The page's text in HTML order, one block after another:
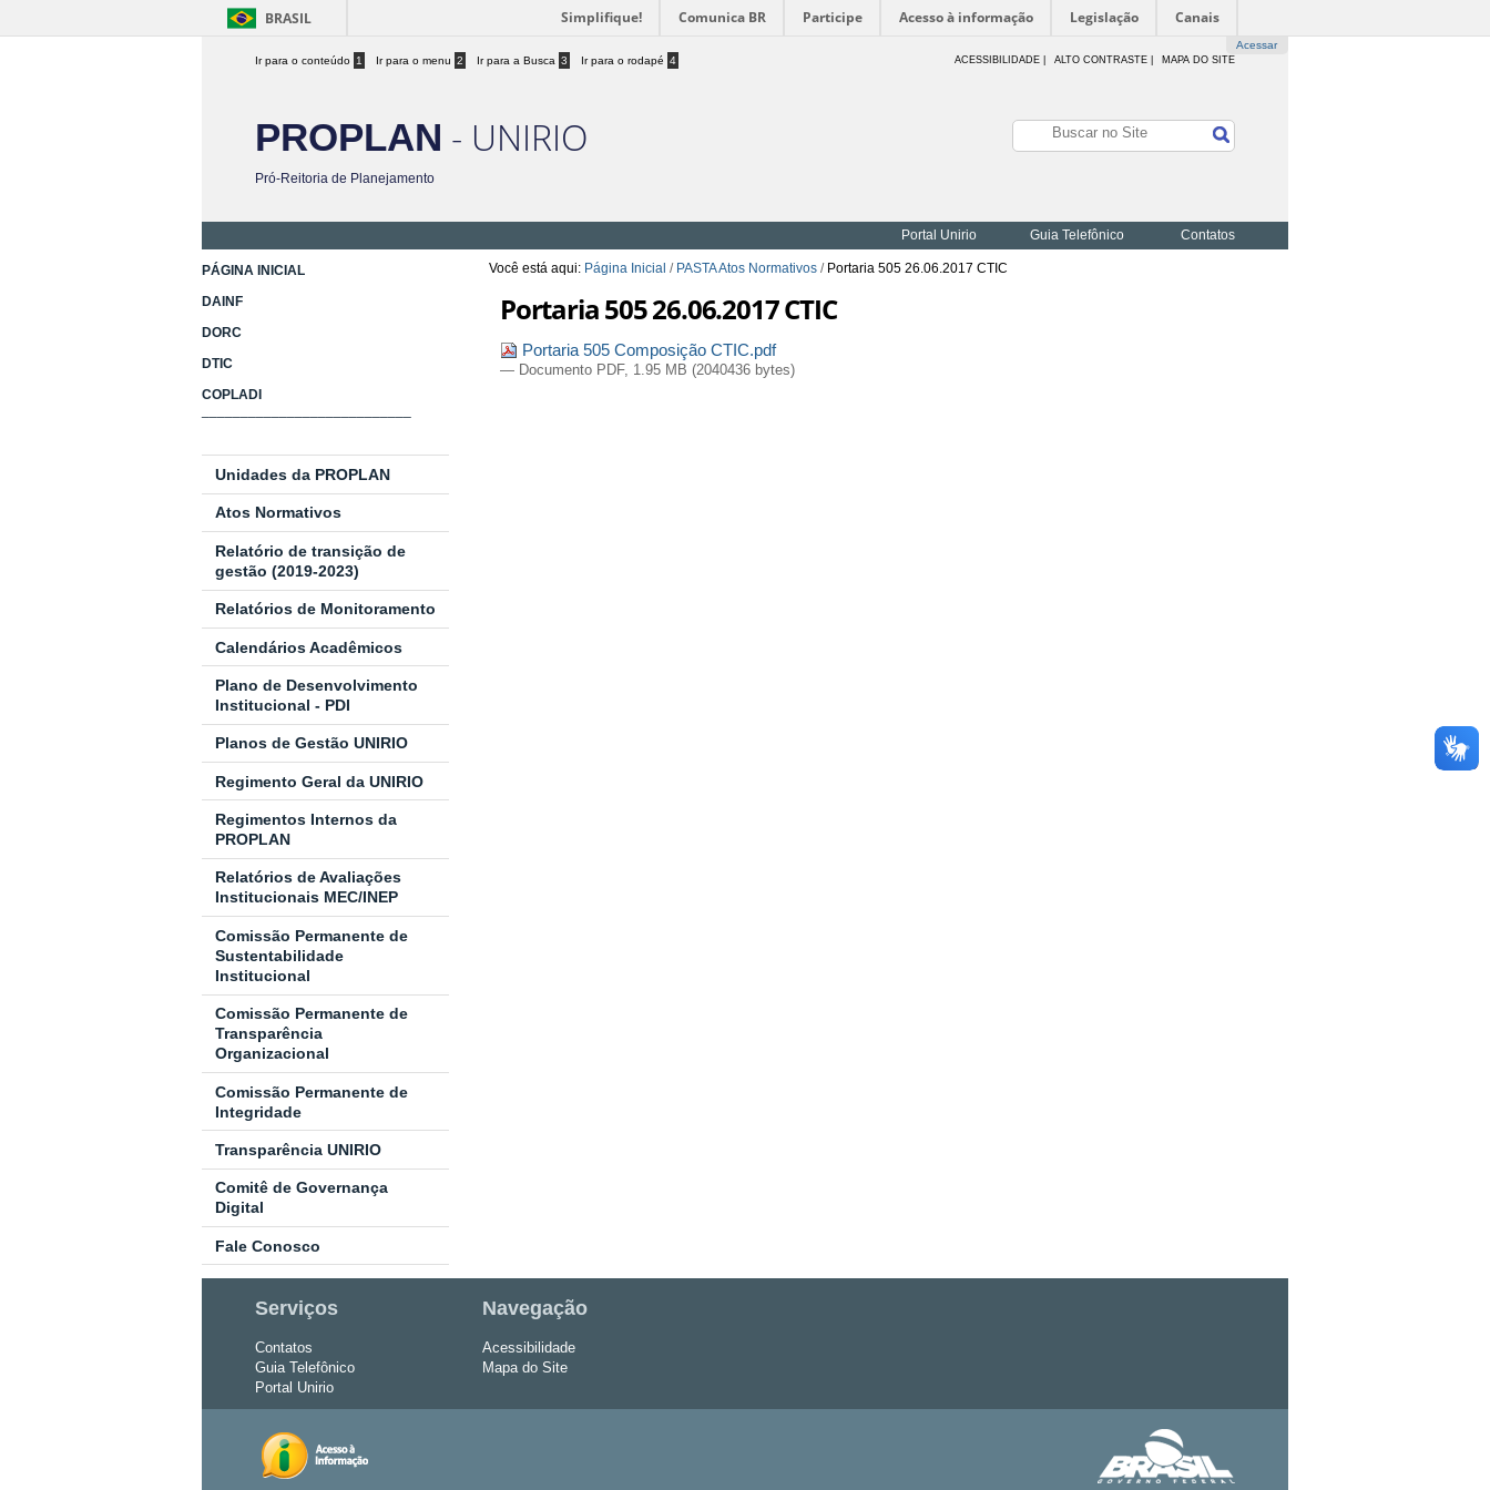
BRASIL Simplifique! Comunica BR Participe Acesso à informação Legislação Canais
Acessar
Ir para o conteúdo 1 Ir para o menu 2 Ir para a Busca 3 Ir para o rodapé 4 ACESSIBILIDADE ALTO CONTRASTE | MAPA DO SITE
PROPLAN - UNIRIO
Pró-Reitoria de Planejamento
Portal Unirio Guia Telefônico Contatos
Você está aqui: Página Inicial / PASTA Atos Normativos / Portaria 505 26.06.2017 CTIC
Portaria 505 26.06.2017 CTIC
Portaria 505 Composição CTIC.pdf
— Documento PDF, 1.95 MB (2040436 bytes)
PÁGINA INICIAL
DAINF
DORC
DTIC
COPLADI
Unidades da PROPLAN
Atos Normativos
Relatório de transição de
gestão (2019-2023)
Relatórios de Monitoramento
Calendários Acadêmicos
Plano de Desenvolvimento
Institucional - PDI
Planos de Gestão UNIRIO
Regimento Geral da UNIRIO
Regimentos Internos da
PROPLAN
Relatórios de Avaliações
Institucionais MEC/INEP
Comissão Permanente de
Sustentabilidade
Institucional
Comissão Permanente de
Transparência
Organizacional
Comissão Permanente de
Integridade
Transparência UNIRIO
Comitê de Governança
Digital
Fale Conosco
Serviços
Contatos
Guia Telefônico
Portal Unirio
Navegação
Acessibilidade
Mapa do Site